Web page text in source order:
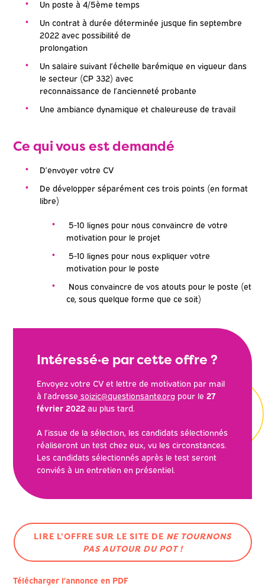
Un poste à 4/5ème temps
Un contrat à durée déterminée jusque fin septembre
2022 avec possibilité de
prolongation
Un salaire suivant l’échelle barémique en vigueur dans
le secteur (CP 332) avec
reconnaissance de l’ancienneté probante
Une ambiance dynamique et chaleureuse de travail
Ce qui vous est demandé
D’envoyer votre CV
De développer séparément ces trois points (en format
libre)
5-10 lignes pour nous convaincre de votre
motivation pour le projet
5-10 lignes pour nous expliquer votre
motivation pour le poste
Nous convaincre de vos atouts pour le poste (et
ce, sous quelque forme que ce soit)
Intéressé·e par cette offre ?
Envoyez votre CV et lettre de motivation par mail
à l’adresse soizic@questionsante.org pour le27
février 2022 au plus tard.
A l’issue de la sélection, les candidats sélectionnés
réaliseront un test chez eux, vu les circonstances.
Les candidats sélectionnés après le test seront
conviés à un entretien en présentiel.
LIRE L’OFFRE SUR LE SITE DE NE TOURNONS
PAS AUTOUR DU POT !
Télécharger l’annonce en PDF